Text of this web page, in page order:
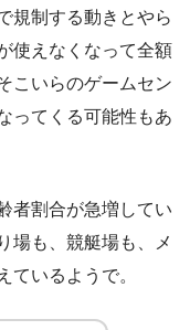
規制する動きとやら
使えなくなって全額
こいらのゲームセン
ってくる可能性もあ
者割合が急増してい
場も、競艇場も、メ
ているようで。